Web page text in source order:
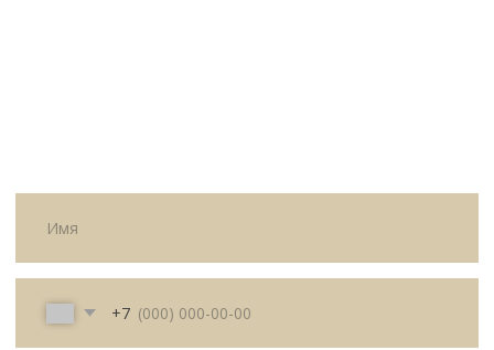
конфиденциальности
ИП Матвеева Олеся Олеговна
325169000100092
Публичная оферта